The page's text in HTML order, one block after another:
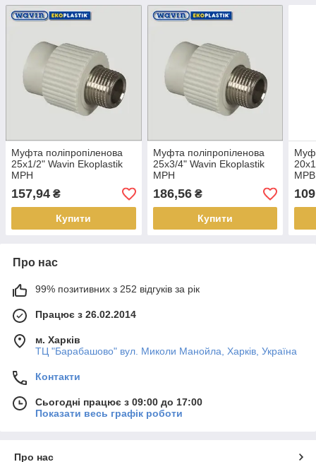
Муфта поліпропіленова
25х1/2" Wavin Ekoplastik
МРН
157,94 ₴
Купити
Муфта поліпропіленова
25х3/4" Wavin Ekoplastik
МРН
186,56₴
Купити
МРВ
Про нас
99% позитивних з 252 відгуків за рік
Працює з 26.02.2014
м. Харків
ТЦ "Барабашово" вул. Миколи Манойла, Харків, Україна
Контакти
Сьогодні працює з 09:00 до 17:00
Показати весь графік роботи
Про нас